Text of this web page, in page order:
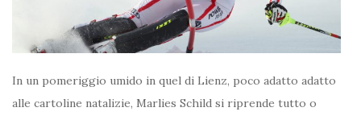
In un pomeriggio umido in quel di Lienz, poco adatto adatto
alle cartoline natalizie, Marlies Schild si riprende tutto o